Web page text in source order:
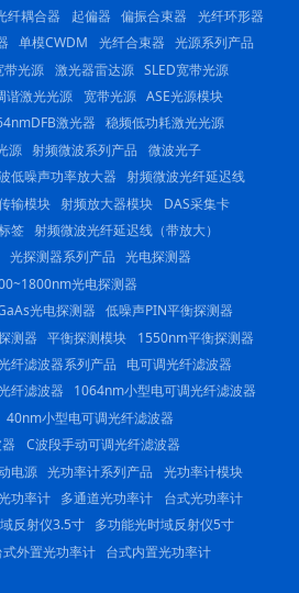
纤耦合器 起偏器 偏振合束器
光纤环形器
单模CWDM 光纤合束器
光源系列产品
带光源 激光器雷达源 SLED宽带光源
谐激光光源 宽带光源 ASE光源模块
激光器 稳频低功耗激光光源
源 射频微波系列产品
微波光子
低噪声功率放大器 射频微波光纤延迟线
输模块 射频放大器模块
DAS采集卡
签 射频微波光纤延迟线（带放大）
光探测器系列产品 光电探测器
光电探测器
光电探测器 低噪声PIN平衡探测器
测器 平衡探测模块
1550nm平衡探测器
纤滤波器系列产品
电可调光纤滤波器
纤滤波器
1064nm小型电可调光纤滤波器
40nm小型电可调光纤滤波器
C波段手动可调光纤滤波器
电源 光功率计系列产品
光功率计模块
功率计 多通道光功率计
台式光功率计
反射仪3.5寸
多功能光时域反射仪5寸
式外置光功率计
台式内置光功率计